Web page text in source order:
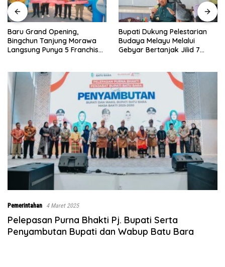
Bupati Dukung Pelestarian
Budaya Melayu Melalui
Gebyar Bertanjak Jilid 7
Sebelumnya Berlantaikan
Tanah Beralaskan Tikar, Kini
Ibu Paijem Nikmati Lantai
0208/Asahan
Pemerintahan 4 Maret 2025
Pelepasan Purna Bhakti Pj. Bupati Serta
Penyambutan Bupati dan Wabup Batu Bara